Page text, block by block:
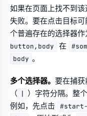
如果在页面上找不到
失败。要在点击目标
个普遍存在的选择器
button,body
在
body 。
多个选择器。 要在捕
（ | ）字符分隔。整
例如，先点击